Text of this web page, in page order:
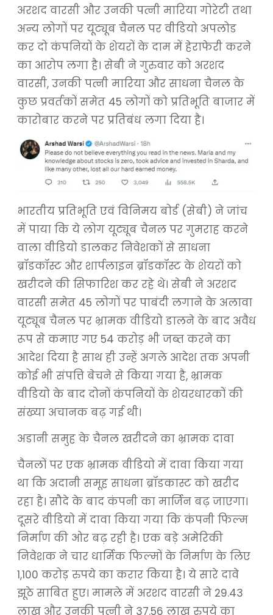
अरशद वारसी और उनकी पत्नी मारिया गोरेटी तथा
अन्य लोगों पर यूट्यूब चैनल पर वीडियो अपलोड
कर दो कंपनियों के शेयरों के दाम में हेराफेरी करने
का आरोप लगा है। सेबी ने गुरुवार को अरशद
वारसी, उनकी पत्नी मारिया और साधना चैनल के
कुछ प्रवर्तकों समेत 45 लोगों को प्रतिभूति बाजार में
कारोबार करने पर प्रतिबंध लगा दिया है।
भारतीय प्रतिभूति एवं विनिमय बोर्ड (सेबी) ने जांच
में पाया कि ये लोग यूट्यूब चैनल पर गुमराह करने
वाला वीडियो डालकर निवेशकों से साधना
ब्रॉडकॉस्ट और शार्पलाइन ब्रॉडकॉस्ट के शेयरों को
खरीदने की सिफारिश कर रहे थे। सेबी ने अरशद
वारसी समेत 45 लोगों पर पाबंदी लगाने के अलावा
यूट्यूब चैनल पर भ्रामक वीडियो डालने के बाद अवैध
रूप से कमाए गए 54 करोड़ भी जब्त करने का
आदेश दिया है साथ ही उन्हें अगले आदेश तक अपनी
कोई भी संपत्ति बेचने से किया गया है, भ्रामक
वीडियो के बाद दोनों कंपनियों के शेयरधारकों की
संख्या अचानक बढ़ गई थी।
अडानी समुह के चैनल खरीदने का भ्रामक दावा
चैनलों पर एक भ्रामक वीडियो में दावा किया गया
था कि अदानी समूह साधना ब्रॉडकास्ट को खरीद
रहा है। सौदे के बाद कंपनी का मार्जिन बढ़ जाएगा।
दूसरे वीडियो में दावा किया गया कि कंपनी फिल्म
निर्माण की ओर बढ़ रही है। एक बड़े अमेरिकी
निवेशक ने चार धार्मिक फिल्मों के निर्माण के लिए
1,100 करोड़ रुपये का करार किया है। ये सारे दावे
झूठे साबित हुए। मामले में अरशद वारसी ने 29.43
लाख और उनकी पत्नी ने 37.56 लाख रुपये का